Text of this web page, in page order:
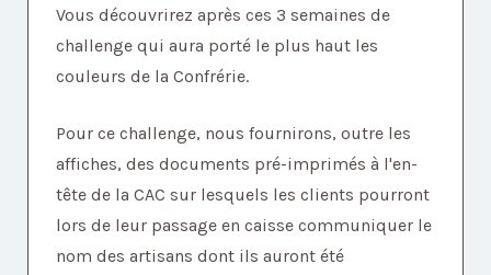
Vous découvrirez après ces 3 semaines de
challenge qui aura porté le plus haut les
couleurs de la Confrérie.
Pour ce challenge, nous fournirons, outre les
affiches, des documents pré-imprimés à l'en-
tête de la CAC sur lesquels les clients pourront
lors de leur passage en caisse communiquer le
nom des artisans dont ils auront été